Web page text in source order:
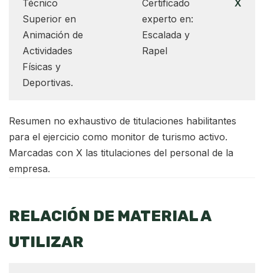
Técnico
Superior en
Animación de
Actividades
Físicas y
Deportivas.
Certificado
experto en:
Escalada y
Rapel
X
Resumen no exhaustivo de titulaciones habilitantes
para el ejercicio como monitor de turismo activo.
Marcadas con X las titulaciones del personal de la
empresa.
RELACIÓN DE MATERIAL A
UTILIZAR